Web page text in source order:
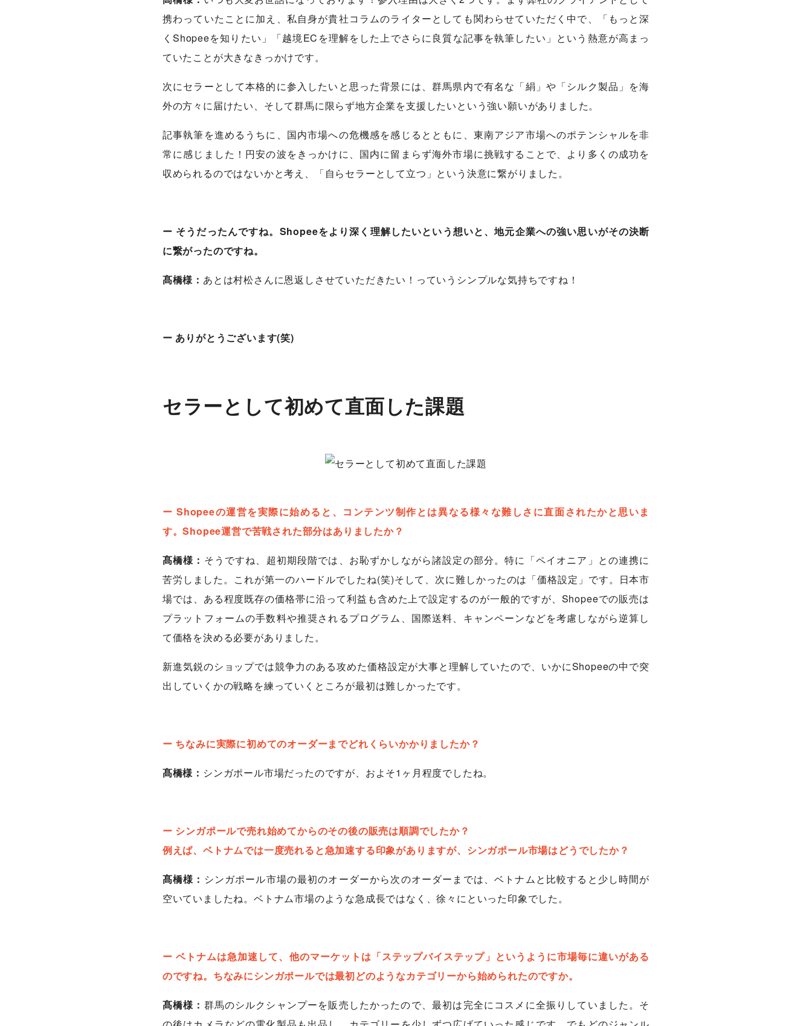
携わっていたことに加え、私自身が貴社コラムのライターとしても関わらせていただく中で、「もっと深
くShopeeを知りたい」「越境ECを理解をした上でさらに良質な記事を執筆したい」という熱意が高まっ
ていたことが大きなきっかけです。
次にセラーとして本格的に参入したいと思った背景には、群馬県内で有名な「絹」や「シルク製品」を海
外の方々に届けたい、そして群馬に限らず地方企業を支援したいという強い願いがありました。
記事執筆を進めるうちに、国内市場への危機感を感じるとともに、東南アジア市場へのポテンシャルを非
常に感じました！円安の波をきっかけに、国内に留まらず海外市場に挑戦することで、より多くの成功を
収められるのではないかと考え、「自らセラーとして立つ」という決意に繋がりました。
ー そうだったんですね。Shopeeをより深く理解したいという想いと、地元企業への強い思いがその決断
に繋がったのですね。
髙橋様： あとは村松さんに恩返しさせていただきたい！っていうシンプルな気持ちですね！
ー ありがとうございます(笑)
セラーとして初めて直面した課題
ー Shopeeの運営を実際に始めると、コンテンツ制作とは異なる様々な難しさに直面されたかと思いま
す。Shopee運営で苦戦された部分はありましたか？
髙橋様： そうですね、超初期段階では、お恥ずかしながら諸設定の部分。特に「ペイオニア」との連携に
苦労しました。これが第一のハードルでしたね(笑)そして、次に難しかったのは「価格設定」です。日本市
場では、ある程度既存の価格帯に沿って利益も含めた上で設定するのが一般的ですが、Shopeeでの販売は
プラットフォームの手数料や推奨されるプログラム、国際送料、キャンペーンなどを考慮しながら逆算し
て価格を決める必要がありました。
新進気鋭のショップでは競争力のある攻めた価格設定が大事と理解していたので、いかにShopeeの中で突
出していくかの戦略を練っていくところが最初は難しかったです。
ー ちなみに実際に初めてのオーダーまでどれくらいかかりましたか？
髙橋様： シンガポール市場だったのですが、およそ1ヶ月程度でしたね。
ー シンガポールで売れ始めてからのその後の販売は順調でしたか？
例えば、ベトナムでは一度売れると急加速する印象がありますが、シンガポール市場はどうでしたか？
髙橋様： シンガポール市場の最初のオーダーから次のオーダーまでは、ベトナムと比較すると少し時間が
空いていましたね。ベトナム市場のような急成長ではなく、徐々にといった印象でした。
ー ベトナムは急加速して、他のマーケットは「ステップバイステップ」というように市場毎に違いがある
のですね。ちなみにシンガポールでは最初どのようなカテゴリーから始められたのですか。
髙橋様： 群馬のシルクシャンプーを販売したかったので、最初は​​完全にコスメに全振りしていました。そ